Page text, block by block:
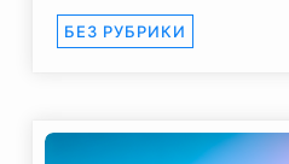
БЕЗ РУБРИКИ